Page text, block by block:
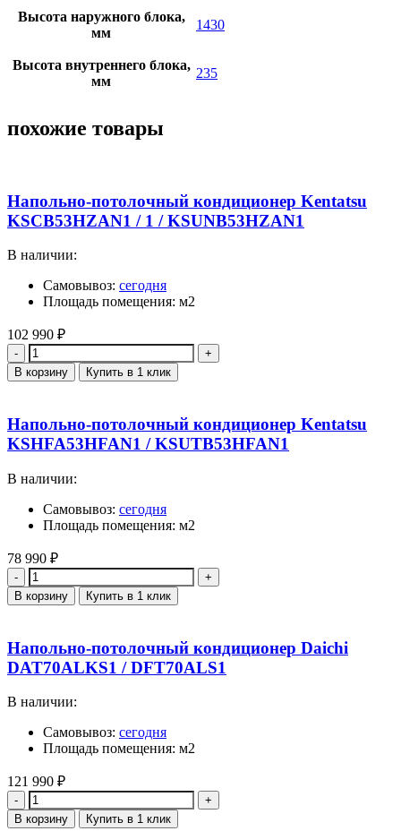
Высота наружного блока,
мм
1430
Высота внутреннего блока,
мм
235
похожие товары
Напольно-потолочный кондиционер Kentatsu
KSCB53HZAN1 / 1 / KSUNB53HZAN1
В наличии:
Самовывоз: сегодня
Площадь помещения: м2
102 990 ₽
Количество
В корзину Купить в 1 клик
Напольно-потолочный кондиционер Kentatsu
KSHFA53HFAN1 / KSUTB53HFAN1
В наличии:
Самовывоз: сегодня
Площадь помещения: м2
78 990 ₽
Количество
В корзину Купить в 1 клик
Напольно-потолочный кондиционер Daichi
DAT70ALKS1 / DFT70ALS1
В наличии:
Самовывоз: сегодня
Площадь помещения: м2
121 990 ₽
Количество
В корзину Купить в 1 клик